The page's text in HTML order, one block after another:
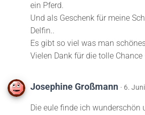
ein Pferd.
Und als Geschenk für meine
Delfin..
Es gibt so viel was man
Vielen Dank für die tolle Chance
Josephine Großmann · 6.
Die eule finde ich wunderschön